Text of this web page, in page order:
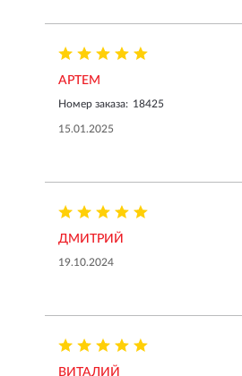
АРТЕМ
Номер заказа: 18425
15.01.2025
ДМИТРИЙ
19.10.2024
ВИТАЛИЙ